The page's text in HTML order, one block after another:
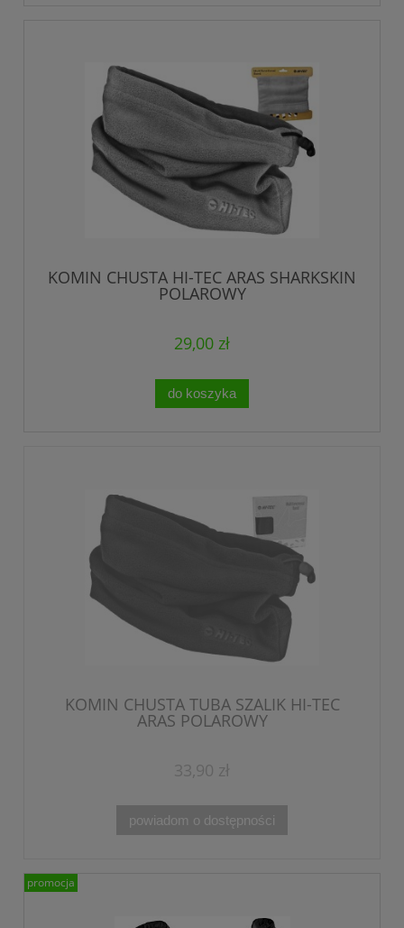
KOMIN CHUSTA HI-TEC ARAS SHARKSKIN
POLAROWY
29,00 zł
do koszyka
KOMIN CHUSTA TUBA SZALIK HI-TEC
ARAS POLAROWY
33,90 zł
powiadom o dostępności
promocja